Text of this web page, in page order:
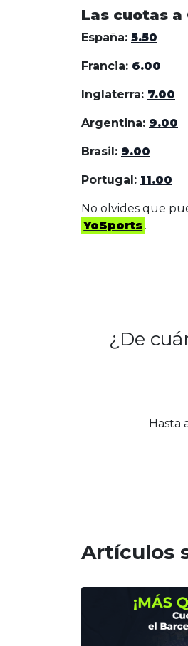
Las cuotas a
España: 5.50
Francia: 6.00
Inglaterra: 7.00
Argentina: 9.00
Brasil: 9.00
Portugal: 11.00
No olvides que
YoSports .
¿De
Hasta
Artículos